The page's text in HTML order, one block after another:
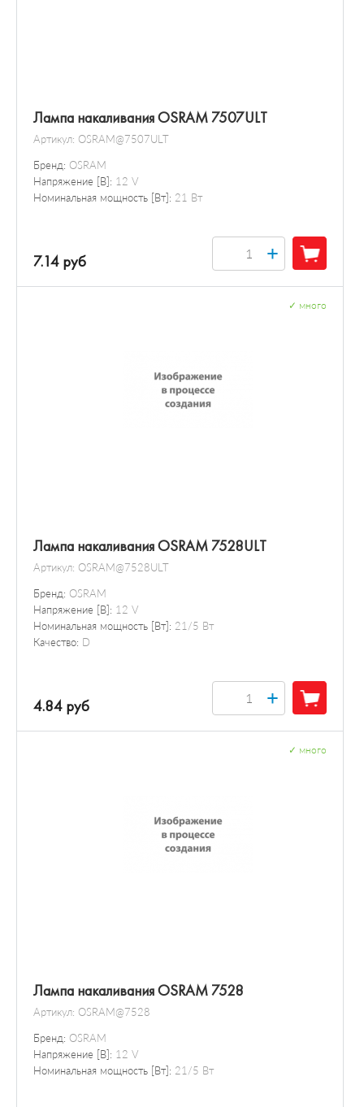
Лампа накаливания OSRAM 7507ULT
Артикул: OSRAM@7507ULT
Бренд: OSRAM
Напряжение [В]: 12 V
Номинальная мощность [Вт]: 21 Вт
7.14 руб +
Лампа накаливания OSRAM 7528ULT
Артикул: OSRAM@7528ULT
Бренд: OSRAM
Напряжение [В]: 12 V
Номинальная мощность [Вт]: 21/5 Вт
Качество: D
много
4.84 руб +
Лампа накаливания OSRAM 7528
Артикул: OSRAM@7528
Бренд: OSRAM
Напряжение [В]: 12 V
Номинальная мощность [Вт]: 21/5 Вт
много